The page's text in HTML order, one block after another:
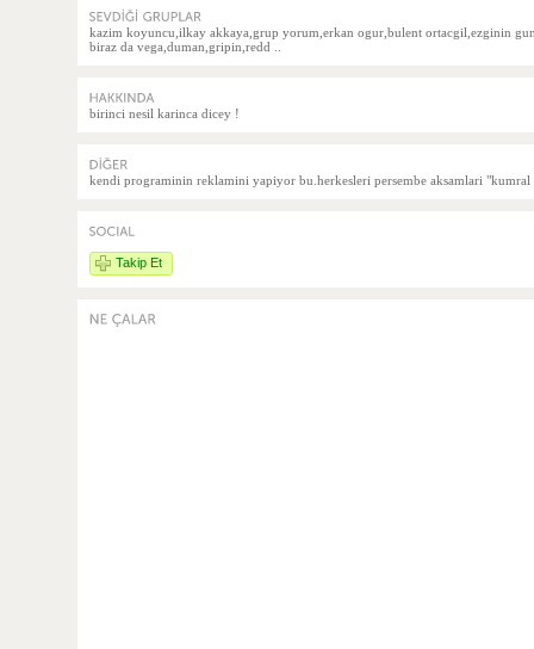
kazim koyuncu,ilkay akkaya,grup yorum,erkan ogur,bulent ortacgil,ezginin
biraz da vega,duman,gripin,redd ..
birinci nesil karinca dicey !
kendi programinin reklamini yapiyor bu.herkesleri persembe aksamlari
Takip Et